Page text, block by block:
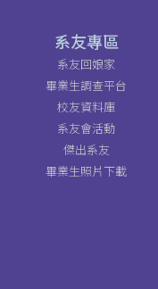
系友專區
系友回娘家
畢業生調查平台
校友資料庫
系友會活動
傑出系友
畢業生照片下載